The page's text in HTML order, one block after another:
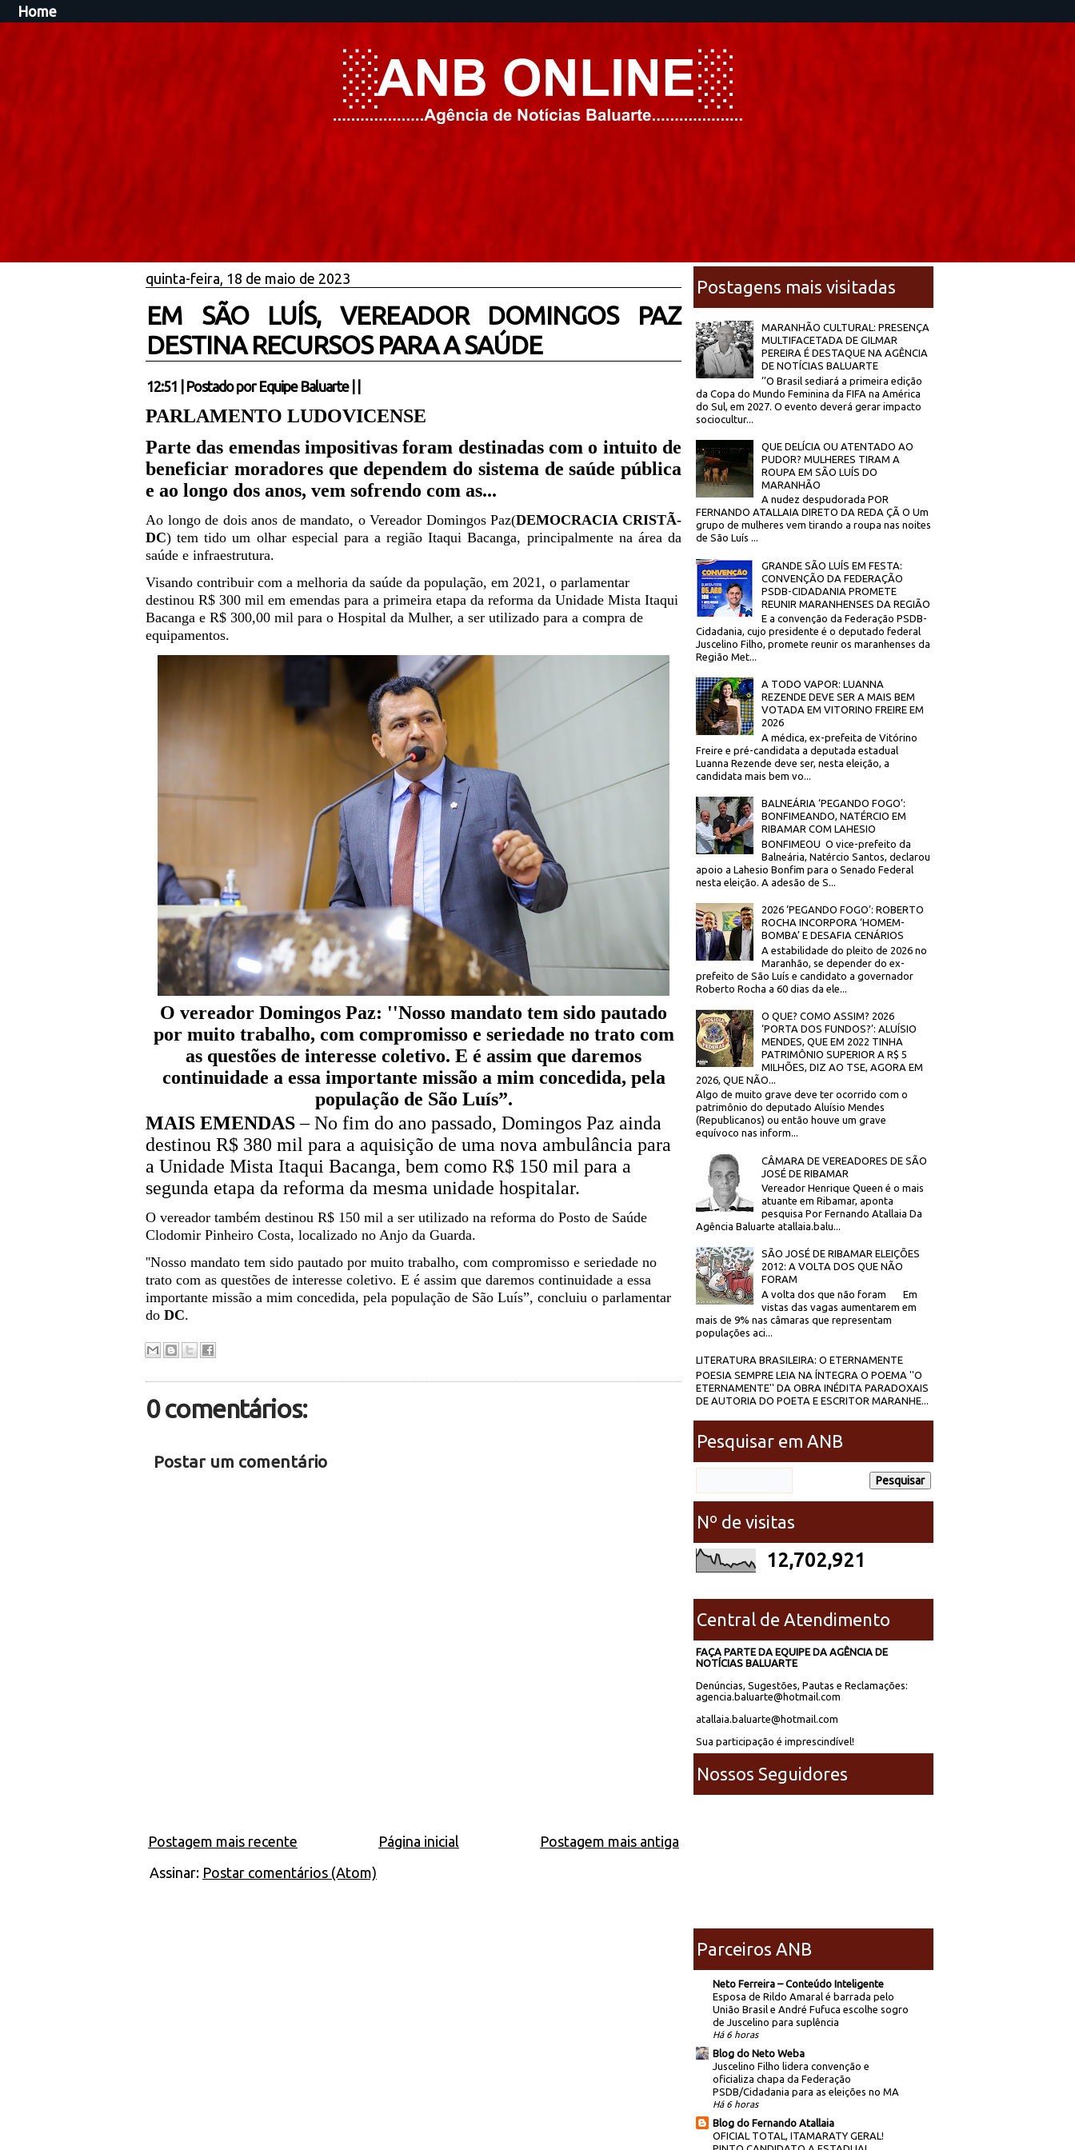
Home
quinta-feira, 18 de maio de 2023
EM SÃO LUÍS, VEREADOR DOMINGOS PAZ
DESTINA RECURSOS PARA A SAÚDE
12:51 Postado por Equipe Baluarte
PARLAMENTO LUDOVICENSE
Parte das emendas impositivas foram destinadas com o intuito de
beneficiar moradores que dependem do sistema de saúde pública
e ao longo dos anos, vem sofrendo com as...
Ao longo de dois anos de mandato, o Vereador Domingos Paz(DEMOCRACIA CRISTÃ-
DC) tem tido um olhar especial para a região Itaqui Bacanga, principalmente na área da
saúde e infraestrutura.
Visando contribuir com a melhoria da saúde da população, em 2021, o parlamentar
destinou R$ 300 mil em emendas para a primeira etapa da reforma da Unidade Mista Itaqui
Bacanga e R$ 300,00 mil para o Hospital da Mulher, a ser utilizado para a compra de
equipamentos.
O vereador Domingos Paz: ''Nosso mandato tem sido pautado
por muito trabalho, com compromisso e seriedade no trato com
as questões de interesse coletivo. E é assim que daremos
continuidade a essa importante missão a mim concedida, pela
população de São Luís”.
MAIS EMENDAS– No fim do ano passado, Domingos Paz ainda
destinou R$ 380 mil para a aquisição de uma nova ambulância para
a Unidade Mista Itaqui Bacanga, bem como R$ 150 mil para a
segunda etapa da reforma da mesma unidade hospitalar.
O vereador também destinou R$ 150 mil a ser utilizado na reforma do Posto de Saúde
Clodomir Pinheiro Costa, localizado no Anjo da Guarda.
''Nosso mandato tem sido pautado por muito trabalho, com compromisso e seriedade no
trato com as questões de interesse coletivo. E é assim que daremos continuidade a essa
importante missão a mim concedida, pela população de São Luís”, concluiu o parlamentar
do DC.
0 comentários:
Postar um comentário
Postagem mais recente Postagem mais antiga
Página inicial
Assinar: Postar comentários (Atom)
Postagens mais visitadas
MARANHÃO CULTURAL: PRESENÇA
MULTIFACETADA DE GILMAR
PEREIRA É DESTAQUE NA AGÊNCIA
DE NOTÍCIAS BALUARTE
‘’O Brasil sediará a primeira edição
da Copa do Mundo Feminina da FIFA na América
do Sul, em 2027. O evento deverá gerar impacto
sociocultur...
QUE DELÍCIA OU ATENTADO AO
PUDOR? MULHERES TIRAM A
ROUPA EM SÃO LUÍS DO
MARANHÃO
A nudez despudorada POR
FERNANDO ATALLAIA DIRETO DA REDA ÇÃ O Um
grupo de mulheres vem tirando a roupa nas noites
de São Luís ...
GRANDE SÃO LUÍS EM FESTA:
CONVENÇÃO DA FEDERAÇÃO
PSDB-CIDADANIA PROMETE
REUNIR MARANHENSES DA REGIÃO
E a convenção da Federação PSDB-
Cidadania, cujo presidente é o deputado federal
Juscelino Filho, promete reunir os maranhenses da
Região Met...
A TODO VAPOR: LUANNA
REZENDE DEVE SER A MAIS BEM
VOTADA EM VITORINO FREIRE EM
2026
A médica, ex-prefeita de Vitórino
Freire e pré-candidata a deputada estadual
Luanna Rezende deve ser, nesta eleição, a
candidata mais bem vo...
BALNEÁRIA ‘PEGANDO FOGO’:
BONFIMEANDO, NATÉRCIO EM
RIBAMAR COM LAHESIO
BONFIMEOU O vice-prefeito da
Balneária, Natércio Santos, declarou
apoio a Lahesio Bonfim para o Senado Federal
nesta eleição. A adesão de S...
2026 ‘PEGANDO FOGO’: ROBERTO
ROCHA INCORPORA ‘HOMEM-
BOMBA’ E DESAFIA CENÁRIOS
A estabilidade do pleito de 2026 no
Maranhão, se depender do ex-
prefeito de São Luís e candidato a governador
Roberto Rocha a 60 dias da ele...
O QUE? COMO ASSIM? 2026
‘PORTA DOS FUNDOS?’: ALUÍSIO
MENDES, QUE EM 2022 TINHA
PATRIMÔNIO SUPERIOR A R$ 5
MILHÕES, DIZ AO TSE, AGORA EM
2026, QUE NÃO...
Algo de muito grave deve ter ocorrido com o
patrimônio do deputado Aluísio Mendes
(Republicanos) ou então houve um grave
equívoco nas inform...
CÂMARA DE VEREADORES DE SÃO
JOSÉ DE RIBAMAR
Vereador Henrique Queen é o mais
atuante em Ribamar, aponta
pesquisa Por Fernando Atallaia Da
Agência Baluarte atallaia.balu...
SÃO JOSÉ DE RIBAMAR ELEIÇÕES
2012: A VOLTA DOS QUE NÃO
FORAM
A volta dos que não foram Em
vistas das vagas aumentarem em
mais de 9% nas câmaras que representam
populações aci...
LITERATURA BRASILEIRA: O ETERNAMENTE
POESIA SEMPRE LEIA NA ÍNTEGRA O POEMA ''O
ETERNAMENTE'' DA OBRA INÉDITA PARADOXAIS
DE AUTORIA DO POETA E ESCRITOR MARANHE...
Pesquisar em ANB
Nº de visitas
12,702,921
Central de Atendimento
FAÇA PARTE DA EQUIPE DA AGÊNCIA DE
NOTÍCIAS BALUARTE
Denúncias, Sugestões, Pautas e Reclamações:
agencia.baluarte@hotmail.com
atallaia.baluarte@hotmail.com
Sua participação é imprescindível!
Nossos Seguidores
Parceiros ANB
Neto Ferreira – Conteúdo Inteligente
Esposa de Rildo Amaral é barrada pelo
União Brasil e André Fufuca escolhe sogro
de Juscelino para suplência
Há 6 horas
Blog do Neto Weba
Juscelino Filho lidera convenção e
oficializa chapa da Federação
PSDB/Cidadania para as eleições no MA
Há 6 horas
Blog do Fernando Atallaia
OFICIAL TOTAL, ITAMARATY GERAL!